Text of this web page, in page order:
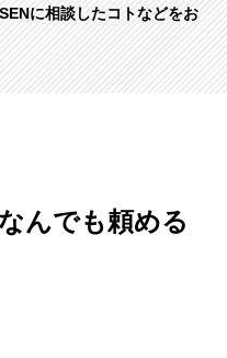
に相談したコトなどをお
んでも頼める